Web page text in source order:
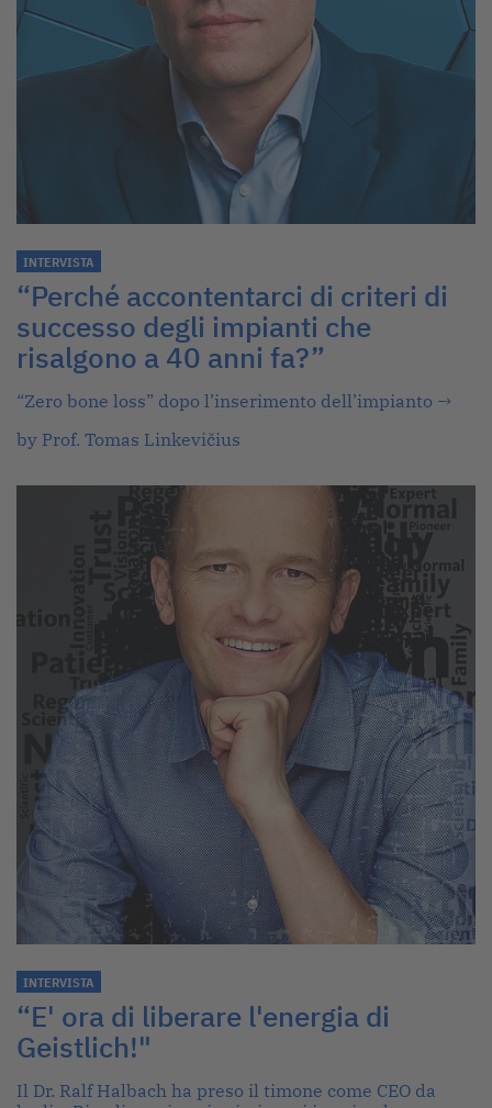
INTERVISTA
“Perché accontentarci di criteri di
successo degli impianti che
risalgono a 40 anni fa?”
“Zero bone loss” dopo l’inserimento dell’impianto →
by Prof. Tomas Linkevičius
INTERVISTA
“E' ora di liberare l'energia di
Geistlich!"
Il Dr. Ralf Halbach ha preso il timone come CEO da